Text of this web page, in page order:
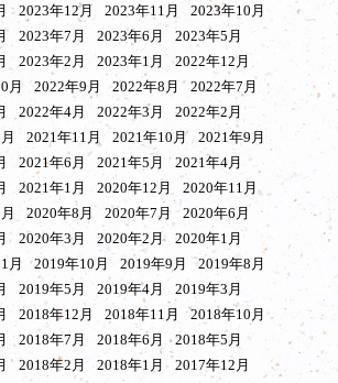
2023年12月 2023年11月
2023年10月
2023年7月 2023年6月
2023年5月
2023年2月 2023年1月
2022年12月
月 2022年9月 2022年8月
2022年7月
2022年4月 2022年3月
2022年2月
2021年11月 2021年10月
2021年9月
2021年6月 2021年5月
2021年4月
2021年1月 2020年12月
2020年11月
2020年8月 2020年7月
2020年6月
2020年3月 2020年2月
2020年1月
月 2019年10月 2019年9月
2019年8月
2019年5月 2019年4月
2019年3月
2018年12月 2018年11月
2018年10月
2018年7月 2018年6月
2018年5月
2018年2月 2018年1月
2017年12月